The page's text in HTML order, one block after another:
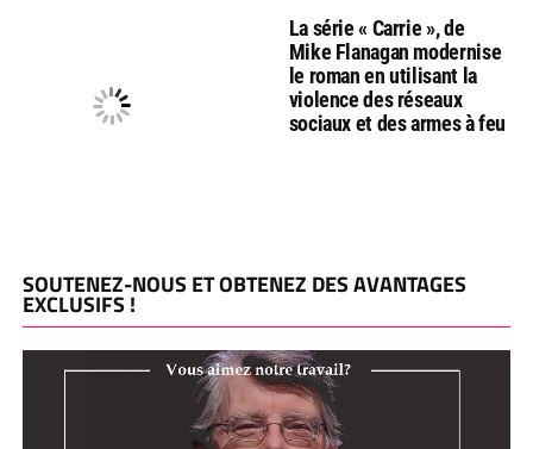
La série « Carrie », de
Mike Flanagan modernise
le roman en utilisant la
violence des réseaux
sociaux et des armes à feu
SOUTENEZ-NOUS ET OBTENEZ DES AVANTAGES
EXCLUSIFS !